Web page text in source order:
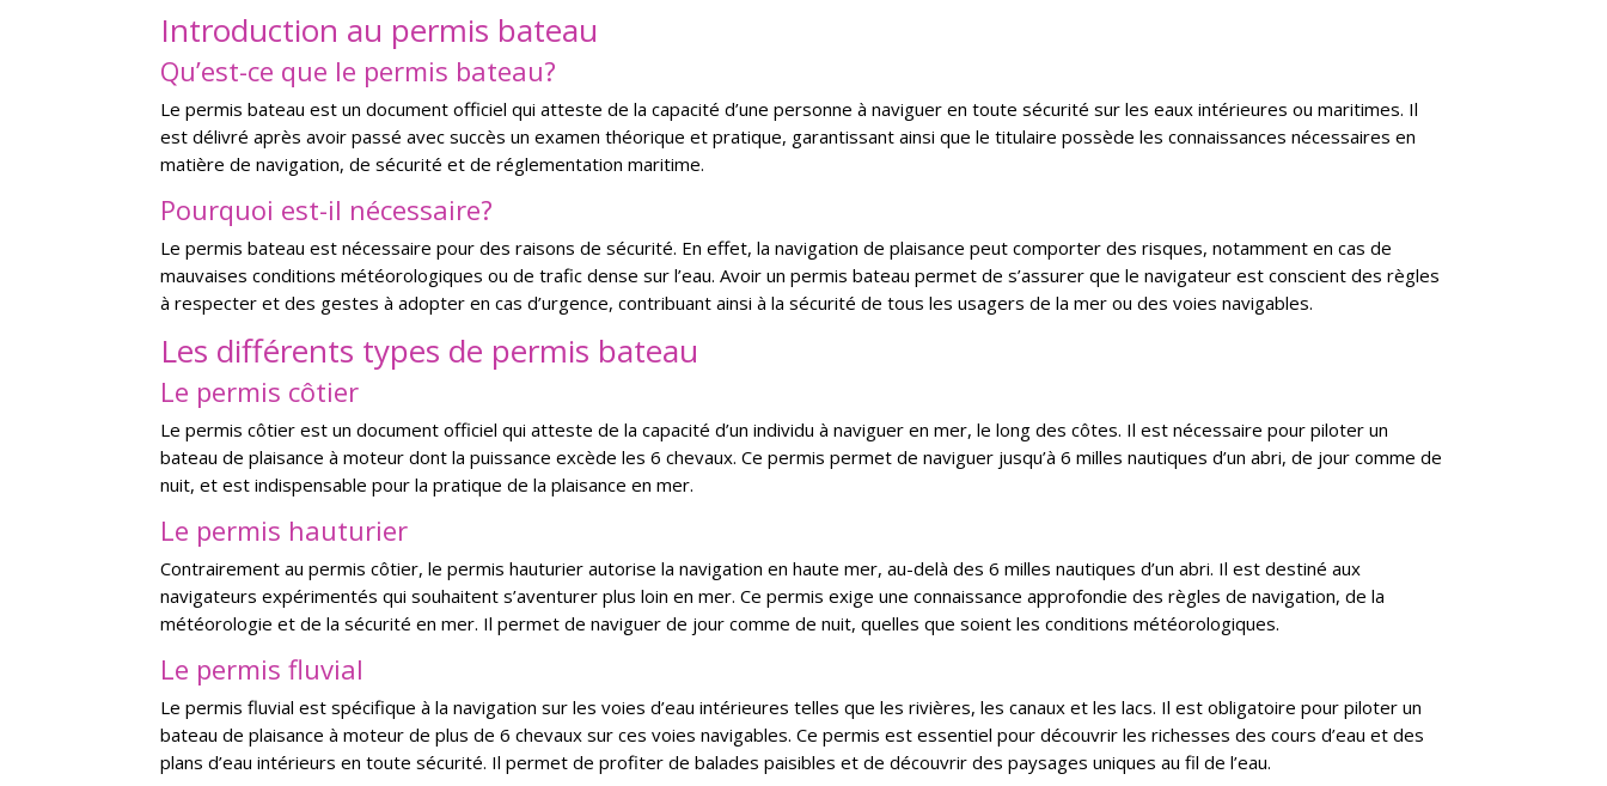
Introduction au permis bateau
Qu’est-ce que le permis bateau?
Le permis bateau est un document officiel qui atteste de la capacité d’une personne à naviguer en toute sécurité sur les eaux intérieures ou maritimes. Il
est délivré après avoir passé avec succès un examen théorique et pratique, garantissant ainsi que le titulaire possède les connaissances nécessaires en
matière de navigation, de sécurité et de réglementation maritime.
Pourquoi est-il nécessaire?
Le permis bateau est nécessaire pour des raisons de sécurité. En effet, la navigation de plaisance peut comporter des risques, notamment en cas de
mauvaises conditions météorologiques ou de trafic dense sur l’eau. Avoir un permis bateau permet de s’assurer que le navigateur est conscient des règles
à respecter et des gestes à adopter en cas d’urgence, contribuant ainsi à la sécurité de tous les usagers de la mer ou des voies navigables.
Les différents types de permis bateau
Le permis côtier
Le permis côtier est un document officiel qui atteste de la capacité d’un individu à naviguer en mer, le long des côtes. Il est nécessaire pour piloter un
bateau de plaisance à moteur dont la puissance excède les 6 chevaux. Ce permis permet de naviguer jusqu’à 6 milles nautiques d’un abri, de jour comme de
nuit, et est indispensable pour la pratique de la plaisance en mer.
Le permis hauturier
Contrairement au permis côtier, le permis hauturier autorise la navigation en haute mer, au-delà des 6 milles nautiques d’un abri. Il est destiné aux
navigateurs expérimentés qui souhaitent s’aventurer plus loin en mer. Ce permis exige une connaissance approfondie des règles de navigation, de la
météorologie et de la sécurité en mer. Il permet de naviguer de jour comme de nuit, quelles que soient les conditions météorologiques.
Le permis fluvial
Le permis fluvial est spécifique à la navigation sur les voies d’eau intérieures telles que les rivières, les canaux et les lacs. Il est obligatoire pour piloter un
bateau de plaisance à moteur de plus de 6 chevaux sur ces voies navigables. Ce permis est essentiel pour découvrir les richesses des cours d’eau et des
plans d’eau intérieurs en toute sécurité. Il permet de profiter de balades paisibles et de découvrir des paysages uniques au fil de l’eau.